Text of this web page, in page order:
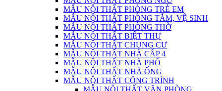
MẪU NỘI THẤT PHÒNG TRẺ EM
MẪU NỘI THẤT PHÒNG TẮM, VỆ SINH
MẪU NỘI THẤT PHÒNG THỜ
MẪU NỘI THẤT BIỆT THỰ
MẪU NỘI THẤT CHUNG CƯ
MẪU NỘI THẤT NHÀ CẤP 4
MẪU NỘI THẤT NHÀ PHỐ
MẪU NỘI THẤT NHÀ ỐNG
MẪU NỘI THẤT CÔNG TRÌNH
MẪU NỘI THẤT VĂN PHÒNG